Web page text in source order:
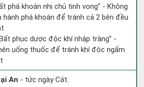
phá khoán nhị chủ tịnh vong” - Không
hành phá khoán để tránh cả 2 bên đều
phục dược độc khí nhập tràng” -
uống thuốc để tránh khí độc ngấm
An - tức ngày Cát.